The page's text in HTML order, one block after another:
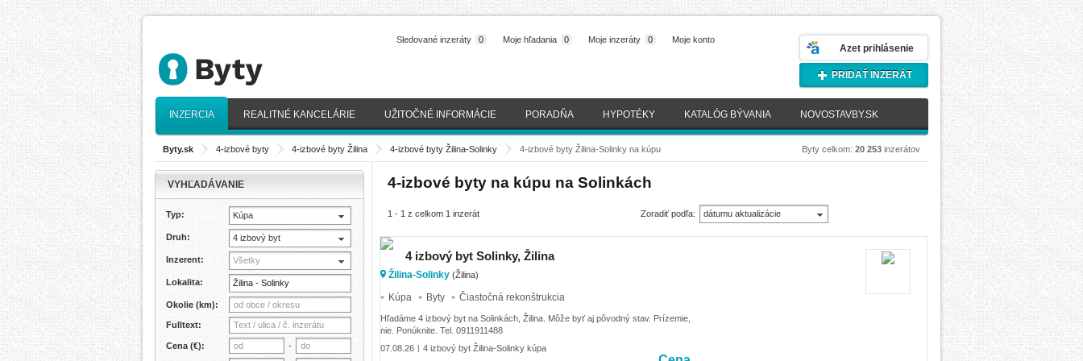
Azet prihlásenie
Moje konto
Moje inzeráty 0
Moje hľadania 0
Sledované inzeráty 0
PRIDAŤ INZERÁT
INZERCIA REALITNÉ KANCELÁRIE UŽITOČNÉ INFORMÁCIE PORADŇA HYPOTÉKY KATALÓG BÝVANIA NOVOSTAVBY.SK
Byty.sk > 4-izbové byty > 4-izbové byty Žilina > 4-izbové byty Žilina-Solinky > 4-izbové byty Žilina-Solinky na kúpu Byty celkom: 20 253 inzerátov
4-izbové byty na kúpu na Solinkách
1 - 1 z celkom 1 inzerát Zoradiť podľa:
dátumu aktualizácie
4 izbový byt Solinky, Žilina
Žilina-Solinky (Žilina)
Kúpa Byty Čiastočná rekonštrukcia
Hľadáme 4 izbový byt na Solinkách, Žilina. Môže byť aj pôvodný stav. Prízemie,
nie. Ponúknite. Tel. 0911911488
07.08.26 | 4 izbový byt Žilina-Solinky kúpa
VYHĽADÁVANIE
Typ: Kúpa
Druh: 4 izbový byt
Inzerent: Všetky
Lokalita:
Okolie (km):
Fulltext:
Cena (€): -